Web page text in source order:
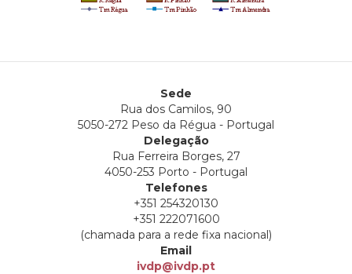
Sede
Rua dos Camilos, 90
5050-272 Peso da Régua - Portugal
Delegação
Rua Ferreira Borges, 27
4050-253 Porto - Portugal
Telefones
+351 254320130
+351 222071600
(chamada para a rede fixa nacional)
Email
ivdp@ivdp.pt